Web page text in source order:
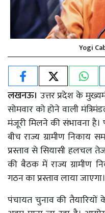
Yogi
लखनऊ। उत्तर प्रदेश के
सोमवार को होने वाली
मंजूरी मिलने की संभावना
बीच राज्य ग्रामीण निकाय
प्रस्ताव से सियासी हलचल
की बैठक में राज्य ग्रामीण
गठन का प्रस्ताव लाया जाएगा।
पंचायत चुनाव की